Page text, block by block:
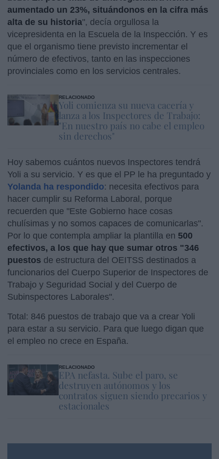
aumentado un 23%, situándonos en la cifra más
alta de su historia", decía orgullosa la
vicepresidenta en la Escuela de la Inspección. Y es
que el organismo tiene previsto incrementar el
número de efectivos, tanto en las inspecciones
provinciales como en los servicios centrales.
RELACIONADO
Yoli comienza su nueva cacería y
lanza a los Inspectores de Trabajo:
"En nuestro país no cabe el empleo
sin derechos"
Hoy sabemos cuántos nuevos Inspectores tendrá
Yoli a su servicio. Y es que el PP le ha preguntado y
Yolanda ha respondido: necesita efectivos para
hacer cumplir su Reforma Laboral, porque
recuerden que "Este Gobierno hace cosas
chulísimas y no somos capaces de comunicarlas".
Por lo que contempla ampliar la plantilla en 500
efectivos, a los que hay que sumar otros "346
puestos de estructura del OEITSS destinados a
funcionarios del Cuerpo Superior de Inspectores de
Trabajo y Seguridad Social y del Cuerpo de
Subinspectores Laborales".
Total: 846 puestos de trabajo que va a crear Yoli
para estar a su servicio. Para que luego digan que
el empleo no crece en España.
RELACIONADO
EPA nefasta. Sube el paro, se
destruyen autónomos y los
contratos siguen siendo precarios y
estacionales